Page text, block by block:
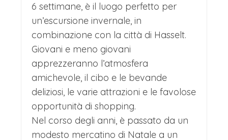
6 settimane, è il luogo perfetto per
un’escursione invernale, in
combinazione con la città di Hasselt.
Giovani e meno giovani
apprezzeranno l’atmosfera
amichevole, il cibo e le bevande
deliziosi, le varie attrazioni e le favolose
opportunità di shopping.
Nel corso degli anni, è passato da un
modesto mercatino di Natale a un